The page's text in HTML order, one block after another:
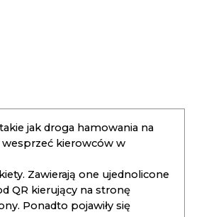
jak droga hamowania na
wesprzeć kierowców w
Zawierają one ujednolicone
QR kierujący na stronę
Ponadto pojawiły się